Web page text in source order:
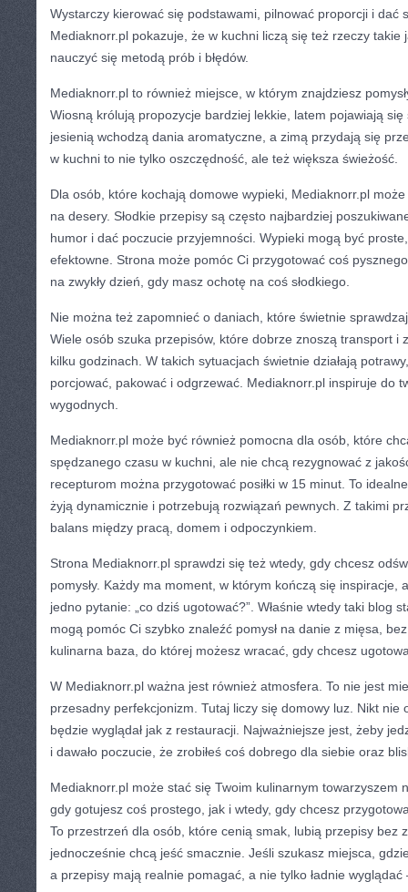
Wystarczy kierować się podstawami, pilnować proporcji i dać
Mediaknorr.pl pokazuje, że w kuchni liczą się też rzeczy takie
nauczyć się metodą prób i błędów.
Mediaknorr.pl to również miejsce, w którym znajdziesz
Wiosną królują propozycje bardziej lekkie, latem pojawiają się
jesienią wchodzą dania aromatyczne, a zimą przydają się
w kuchni to nie tylko oszczędność, ale też większa świeżość.
Dla osób, które kochają domowe wypieki, Mediaknorr.pl może
na desery. Słodkie przepisy są często najbardziej
humor i dać poczucie przyjemności. Wypieki mogą być
efektowne. Strona może pomóc Ci przygotować coś
na zwykły dzień, gdy masz ochotę na coś słodkiego.
Nie można też zapomnieć o daniach, które świetnie
Wiele osób szuka przepisów, które dobrze znoszą transport i
kilku godzinach. W takich sytuacjach świetnie działają
porcjować, pakować i odgrzewać. Mediaknorr.pl inspiruje do
wygodnych.
Mediaknorr.pl może być również pomocna dla osób, które
spędzanego czasu w kuchni, ale nie chcą rezygnować z
recepturom można przygotować posiłki w 15 minut. To
żyją dynamicznie i potrzebują rozwiązań pewnych. Z takimi
balans między pracą, domem i odpoczynkiem.
Strona Mediaknorr.pl sprawdzi się też wtedy, gdy chcesz
pomysły. Każdy ma moment, w którym kończą się inspiracje,
jedno pytanie: „co dziś ugotować?”. Właśnie wtedy taki blog
mogą pomóc Ci szybko znaleźć pomysł na danie z mięsa,
kulinarna baza, do której możesz wracać, gdy chcesz
W Mediaknorr.pl ważna jest również atmosfera. To nie jest
przesadny perfekcjonizm. Tutaj liczy się domowy luz. Nikt nie
będzie wyglądał jak z restauracji. Najważniejsze jest, żeby
i dawało poczucie, że zrobiłeś coś dobrego dla siebie oraz
Mediaknorr.pl może stać się Twoim kulinarnym towarzyszem
gdy gotujesz coś prostego, jak i wtedy, gdy chcesz
To przestrzeń dla osób, które cenią smak, lubią przepisy bez
jednocześnie chcą jeść smacznie. Jeśli szukasz miejsca,
a przepisy mają realnie pomagać, a nie tylko ładnie